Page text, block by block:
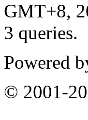
GMT+8,
3 queries.
Powered
© 2001-